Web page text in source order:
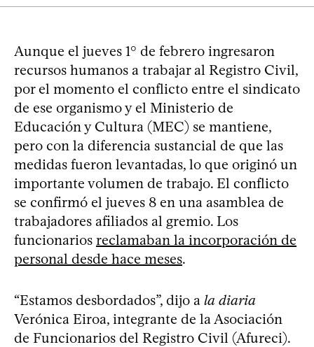
Aunque el jueves 1° de febrero ingresaron
recursos humanos a trabajar al Registro Civil,
por el momento el conflicto entre el sindicato
de ese organismo y el Ministerio de
Educación y Cultura (MEC) se mantiene,
pero con la diferencia sustancial de que las
medidas fueron levantadas, lo que originó un
importante volumen de trabajo. El conflicto
se confirmó el jueves 8 en una asamblea de
trabajadores afiliados al gremio. Los
funcionarios reclamaban la incorporación de
personal desde hace meses.
“Estamos desbordados”, dijo a la diaria
Verónica Eiroa, integrante de la Asociación
de Funcionarios del Registro Civil (Afureci).